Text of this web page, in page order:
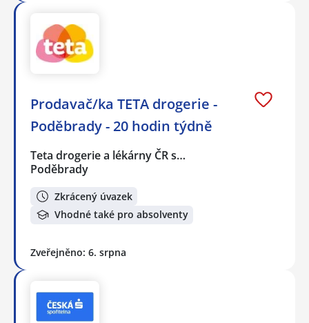
Prodavač/ka TETA drogerie -
Poděbrady - 20 hodin týdně
Teta drogerie a lékárny ČR s…
Poděbrady
Zkrácený úvazek
Vhodné také pro absolventy
Zveřejněno: 6. srpna